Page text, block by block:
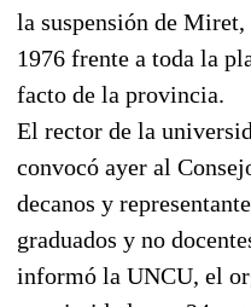
la suspensión de
1976 frente a toda la
facto de la provincia.
El rector de la
convocó ayer al
decanos y
graduados y no
informó la UNCU, el